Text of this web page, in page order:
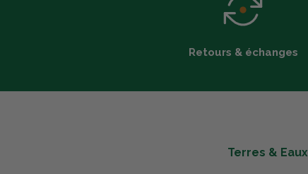
Retours & échanges
Terres & Eaux